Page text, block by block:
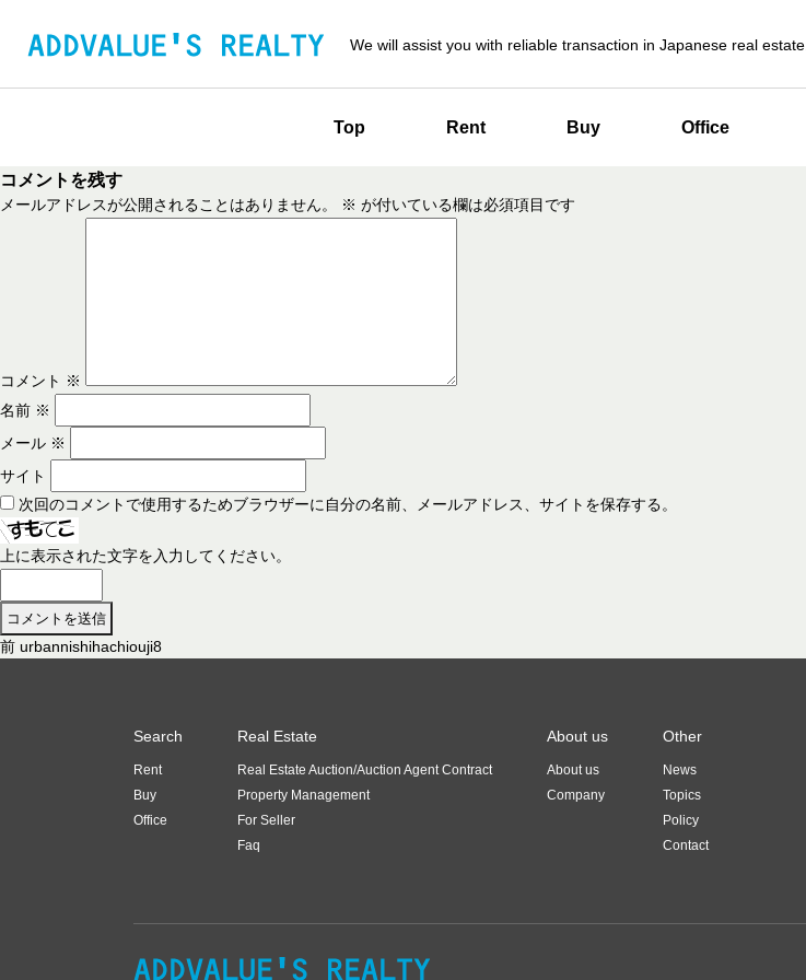
We will assist you with reliable transaction in Japanese real estate.
Top Rent Buy Office
コメントを残す
メールアドレスが公開されることはありません。 ※ が付いている欄は必須項目です
コメント ※
名前 ※
メール ※
サイト
次回のコメントで使用するためブラウザーに自分の名前、メールアドレス、サイトを保存する。
上に表示された文字を入力してください。
投
前 前
urbannishihachiouji8
Search
Rent
Buy
Office
Real Estate
Real Estate Auction/Auction Agent Contract
Property Management
For Seller
Faq
About us
About us
Company
Other
News
Topics
Policy
Contact